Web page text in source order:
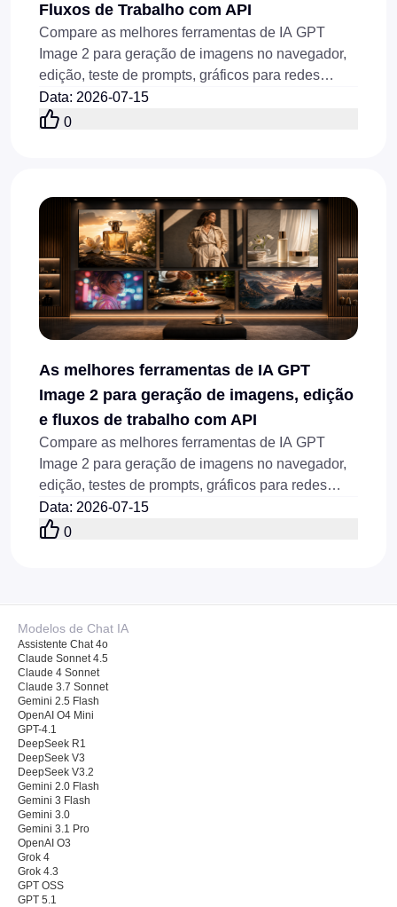
Fluxos de Trabalho com API
Compare as melhores ferramentas de IA GPT
Image 2 para geração de imagens no navegador,
edição, teste de prompts, gráficos para redes
sociais, visuais de produtos e fluxos de trabalho
via API online atualmente.
Data: 2026-07-15
0
As melhores ferramentas de IA GPT
Image 2 para geração de imagens, edição
e fluxos de trabalho com API
Compare as melhores ferramentas de IA GPT
Image 2 para geração de imagens no navegador,
edição, testes de prompts, gráficos para redes
sociais, visuais de produtos e fluxos de trabalho
via API disponíveis online hoje.
Data: 2026-07-15
0
Modelos de Chat IA
Assistente Chat 4o
Claude Sonnet 4.5
Claude 4 Sonnet
Claude 3.7 Sonnet
Gemini 2.5 Flash
OpenAI O4 Mini
GPT-4.1
DeepSeek R1
DeepSeek V3
DeepSeek V3.2
Gemini 2.0 Flash
Gemini 3 Flash
Gemini 3.0
Gemini 3.1 Pro
OpenAI O3
Grok 4
Grok 4.3
GPT OSS
GPT 5.1